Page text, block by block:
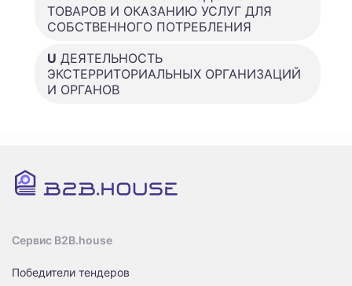
ТОВАРОВ И ОКАЗАНИЮ УСЛУГ ДЛЯ
СОБСТВЕННОГО ПОТРЕБЛЕНИЯ
U ДЕЯТЕЛЬНОСТЬ
ЭКСТЕРРИТОРИАЛЬНЫХ ОРГАНИЗАЦИЙ
И ОРГАНОВ
Сервис B2B.house
Победители тендеров